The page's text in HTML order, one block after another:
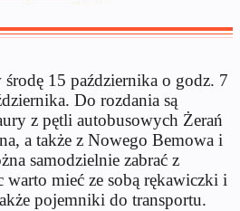
15 października o godz. 7
Do rozdania są
z pętli autobusowych Żerań
a także z Nowego Bemowa i
samodzielnie zabrać z
mieć ze sobą rękawiczki i
pojemniki do transportu.